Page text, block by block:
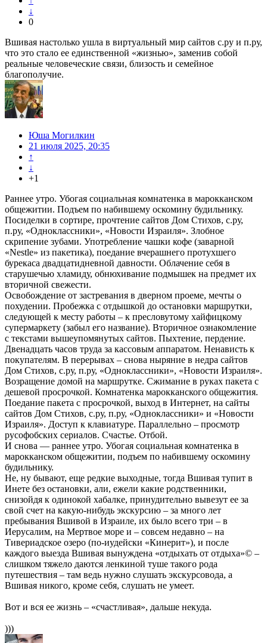
↓
0
Вшивая настолько ушла в виртуальный мир сайтов с.ру и п.ру,
что это стало ее единственной «жизнью», заменив собой
реальные человеческие связи, близость и семейное
благополучие.
Юша Могилкин
21 июля 2025, 20:35
↑
↓
+1
Раннее утро. Убогая социальная комнатенка в марокканском
общежитии. Подъем по набившему оскомину будильнику.
Посиделки в сортире, прочтение сайтов Дом Стихов, с.ру,
п.ру, «Одноклассники», «Новости Израиля». Злобное
скрипение зубами. Употребление чашки кофе (заварной
«Nestle» из пакетика), поедание вчерашнего протухшего
бурекаса двадцатидневной давности. Облачение себя в
старушечью хламиду, обнюхивание подмышек на предмет их
вторичной свежести.
Освобождение от застревания в дверном проеме, мечты о
похудении. Пробежка с отдышкой до остановки маршрутки,
следующей к месту работы – к пресловутому хайфицкому
супермаркету (забыл его название). Вторичное ознакомление
с текстами вышеупомянутых сайтов. Пыхтение, пердение.
Двенадцать часов труда за кассовым аппаратом. Ненависть к
покупателям. В перерывах – снова ныряние в недра сайтов
Дом Стихов, с.ру, п.ру, «Одноклассники», «Новости Израиля».
Возращение домой на маршрутке. Сжимание в руках пакета с
дешевой просрочкой. Комнатенка марокканского общежития.
Поедание пакета с просрочкой, выход в Интернет, на сайты
сайтов Дом Стихов, с.ру, п.ру, «Одноклассники» и «Новости
Израиля». Доступ к клавиатуре. Параллельно – просмотр
русофобских сериалов. Счастье. Отбой.
И снова — раннее утро. Убогая социальная комнатенка в
марокканском общежитии, подъем по набившему оскомину
будильнику.
Не, ну бывают, еще редкие выходные, тогда Вшивая тупит в
Инете без остановки, али, ежели какие родственники,
снизойдя к одинокой хабалке, принудительно вывезут ее за
свой счет на какую-нибудь экскурсию – за много лет
пребывания Вшивой в Израиле, их было всего три – в
Иерусалим, на Мертвое море и – совсем недавно – на
Тивериадское озеро (по-иудейски «Кинерит»), и после
каждого выезда Вшивая вынуждена «отдыхать от отдыха»© –
слишком тяжело даются ленкиной туше такого рода
путешествия – там ведь нужно слушать экскурсовода, а
Вшивая никого, кроме себя, слушать не умеет.
Вот и вся ее жизнь – «счастливая», дальше некуда.
)))